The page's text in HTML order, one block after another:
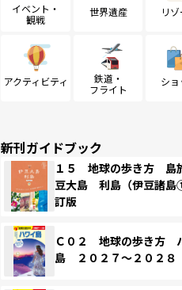
イベント・
観戦
世界遺産 リ
アクティビティ
鉄道・
フライト
シ
新刊ガイドブック
１５ 地球の歩き方
豆大島 利島（伊豆諸島
訂版
Ｃ０２ 地球の歩き方
島 ２０２７～２０２８